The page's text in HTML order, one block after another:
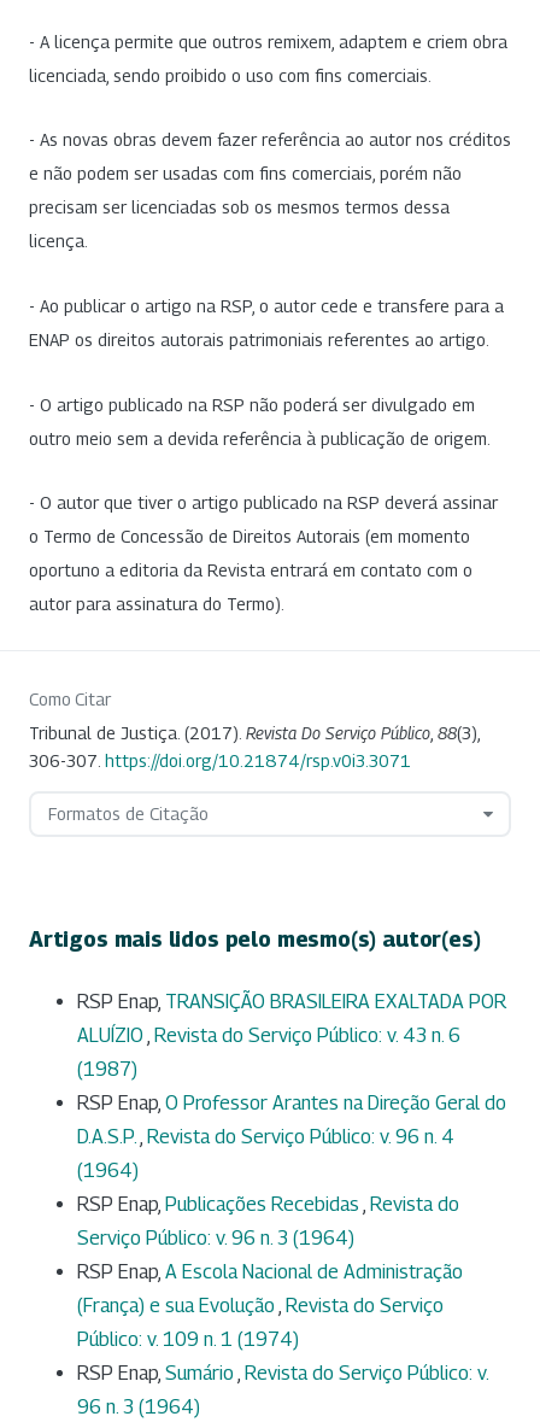
- A licença permite que outros remixem, adaptem e criem obra
licenciada, sendo proibido o uso com fins comerciais.
- As novas obras devem fazer referência ao autor nos créditos
e não podem ser usadas com fins comerciais, porém não
precisam ser licenciadas sob os mesmos termos dessa
licença.
- Ao publicar o artigo na RSP, o autor cede e transfere para a
ENAP os direitos autorais patrimoniais referentes ao artigo.
- O artigo publicado na RSP não poderá ser divulgado em
outro meio sem a devida referência à publicação de origem.
- O autor que tiver o artigo publicado na RSP deverá assinar
o Termo de Concessão de Direitos Autorais (em momento
oportuno a editoria da Revista entrará em contato com o
autor para assinatura do Termo).
Como Citar
Tribunal de Justiça. (2017). Revista Do Serviço Público 88(3),
306-307. https://doi.org/10.21874/rsp.v0i3.3071
Formatos de Citação
Artigos mais lidos pelo mesmo(s) autor(es)
RSP Enap, TRANSIÇÃO BRASILEIRA EXALTADA POR
ALUÍZIO Revista do Serviço Público: v. 43 n. 6
(1987)
RSP Enap, O Professor Arantes na Direção Geral do
D.A.S.P. Revista do Serviço Público: v. 96 n. 4
(1964)
RSP Enap, Publicações Recebidas Revista do
Serviço Público: v. 96 n. 3 (1964)
RSP Enap, A Escola Nacional de Administração
(França) e sua Evolução Revista do Serviço
Público: v. 109 n. 1 (1974)
RSP Enap, Sumário Revista do Serviço Público: v.
96 n. 3 (1964)